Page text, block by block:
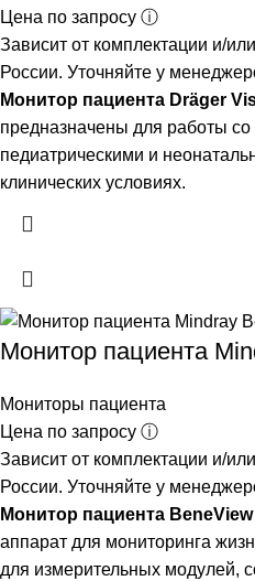
Цена по запросу ⓘ
Зависит от комплектации и/
России. Уточняйте у
Монитор пациента Dräger
предназначены для работы
педиатрическими и
клинических условиях.
Монитор пациента
Мониторы пациента
Цена по запросу ⓘ
Зависит от комплектации и/
России. Уточняйте у
Монитор пациента BeneView
аппарат для мониторинга
для измерительных модулей,